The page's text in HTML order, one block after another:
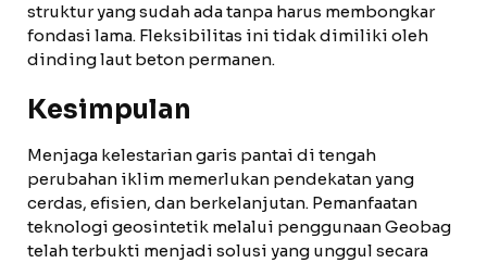
struktur yang sudah ada tanpa harus membongkar
fondasi lama. Fleksibilitas ini tidak dimiliki oleh
dinding laut beton permanen.
Kesimpulan
Menjaga kelestarian garis pantai di tengah
perubahan iklim memerlukan pendekatan yang
cerdas, efisien, dan berkelanjutan. Pemanfaatan
teknologi geosintetik melalui penggunaan Geobag
telah terbukti menjadi solusi yang unggul secara